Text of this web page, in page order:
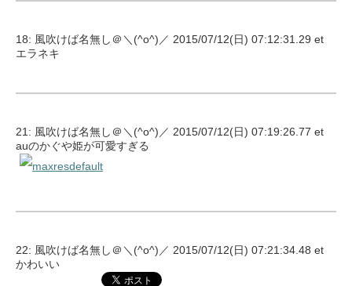
18: 風吹けば名無し＠＼(^o^)／ 2015/07/12(日) 07:12:31.29 et
エラネキ
21: 風吹けば名無し＠＼(^o^)／ 2015/07/12(日) 07:19:26.77 et
auのかぐや姫が可愛すぎる
22: 風吹けば名無し＠＼(^o^)／ 2015/07/12(日) 07:21:34.48 et
かわいい